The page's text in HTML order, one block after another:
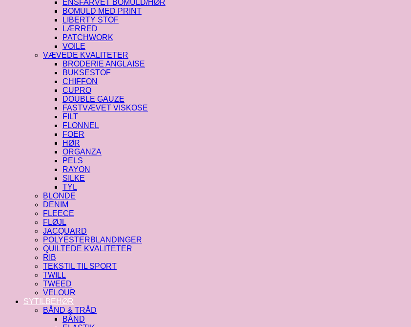
ENSFARVET BOMULD/HØR
BOMULD MED PRINT
LIBERTY STOF
LÆRRED
PATCHWORK
VOILE
VÆVEDE KVALITETER
BRODERIE ANGLAISE
BUKSESTOF
CHIFFON
CUPRO
DOUBLE GAUZE
FASTVÆVET VISKOSE
FILT
FLONNEL
FOER
HØR
ORGANZA
PELS
RAYON
SILKE
TYL
BLONDE
DENIM
FLEECE
FLØJL
JACQUARD
POLYESTERBLANDINGER
QUILTEDE KVALITETER
RIB
TEKSTIL TIL SPORT
TWILL
TWEED
VELOUR
SYTILBEHØR
BÅND & TRÅD
BÅND